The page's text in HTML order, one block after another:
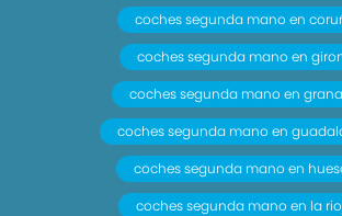
coches segunda mano en
coches segunda mano en
coches segunda mano en
coches segunda mano en
coches segunda mano en
coches segunda mano en la